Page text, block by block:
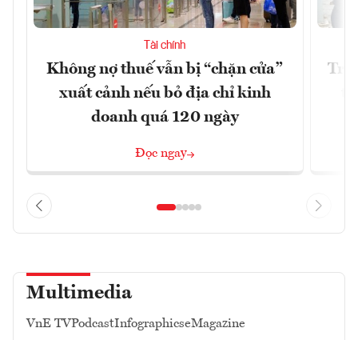
Tài chính
Không nợ thuế vẫn bị “chặn cửa”
xuất cảnh nếu bỏ địa chỉ kinh
doanh quá 120 ngày
Đọc ngay
Multimedia
VnE TVPodcastInfographicseMagazine